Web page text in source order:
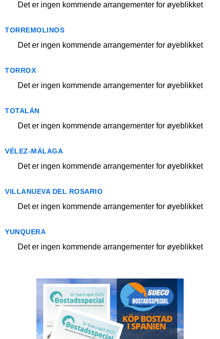
Det er ingen kommende arrangementer for øyeblikket
TORREMOLINOS
Det er ingen kommende arrangementer for øyeblikket
TORROX
Det er ingen kommende arrangementer for øyeblikket
TOTALÁN
Det er ingen kommende arrangementer for øyeblikket
VÉLEZ-MÁLAGA
Det er ingen kommende arrangementer for øyeblikket
VILLANUEVA DEL ROSARIO
Det er ingen kommende arrangementer for øyeblikket
YUNQUERA
Det er ingen kommende arrangementer for øyeblikket